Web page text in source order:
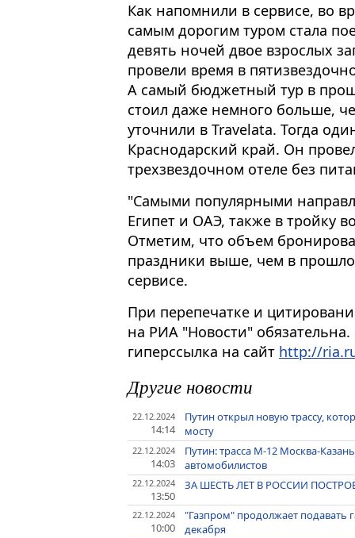
Как напомнили в сервисе, во
самым дорогим туром стала
девять ночей двое взрослых
провели время в
А самый бюджетный тур в
стоил даже немного больше,
уточнили в Travelata. Тогда
Краснодарский край. Он
трехзвездочном отеле без
"Самыми популярными
Египет и ОАЭ, также в тройку
Отметим, что объем
праздники выше, чем в
сервисе.
При перепечатке и
на РИА "Новости"
гиперссылка на сайт http://
Другие новости
22.12.2024
14:14
Путин открыл новую трассу,
мосту
22.12.2024
14:03
Путин: трасса М-12 Москва-
автомобилистов
22.12.2024
13:50
ЗА ШЕСТЬ ЛЕТ В РОССИИ
22.12.2024
10:00
"Газпром" продолжает подавать
декабря